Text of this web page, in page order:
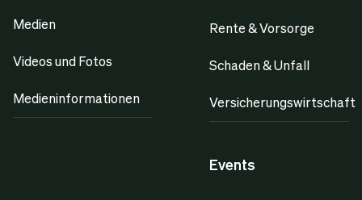
Medien
Videos und Fotos
Medieninformationen
Rente & Vorsorge
Schaden & Unfall
Versicherungswirtschaft
Events